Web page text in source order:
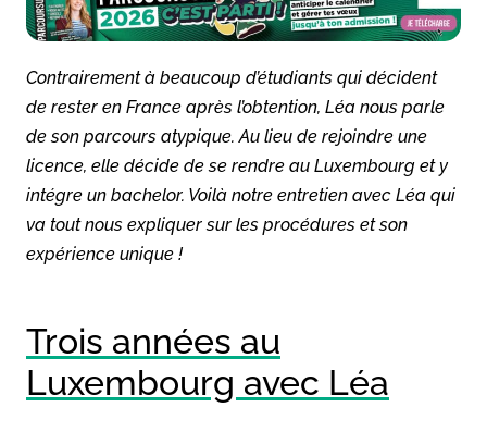
Contrairement à beaucoup d’étudiants qui décident
de rester en France après l’obtention, Léa nous parle
de son parcours atypique. Au lieu de rejoindre une
licence, elle décide de se rendre au Luxembourg et y
intégre un bachelor. Voilà notre entretien avec Léa qui
va tout nous expliquer sur les procédures et son
expérience unique !
Trois années au
Luxembourg avec Léa